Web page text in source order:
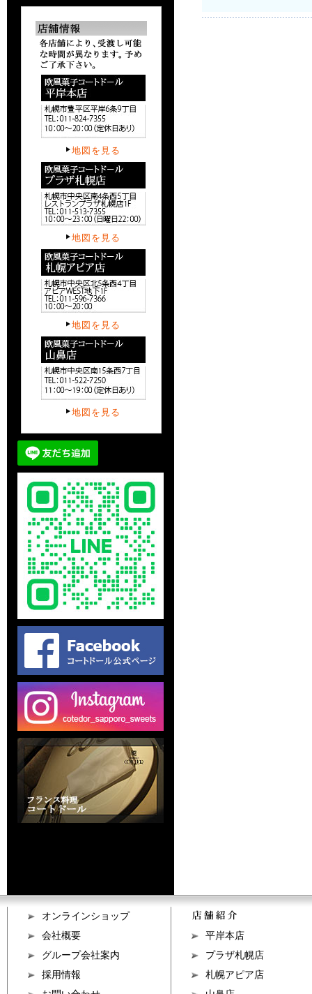
地図を見る
地図を見る
地図を見る
地図を見る
オンラインショップ
会社概要
グループ会社案内
採用情報
平岸本店
プラザ札幌店
札幌アピア店